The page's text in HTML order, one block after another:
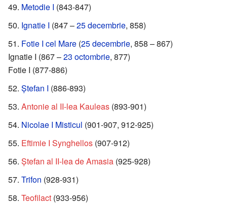
Metodie I (843-847)
Ignatie I (847 –25 decembrie, 858)
Fotie I cel Mare (25 decembrie, 858 – 867)
Ignatie I (867 –23 octombrie, 877)
Fotie I (877-886)
Ștefan I (886-893)
Antonie al II-lea Kauleas (893-901)
Nicolae I Misticul (901-907, 912-925)
Eftimie I Synghellos (907-912)
Ștefan al II-lea de Amasia (925-928)
Trifon (928-931)
Teofilact (933-956)